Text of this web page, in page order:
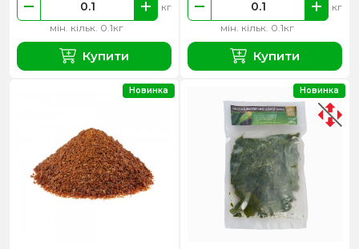
мін. кільк. 0.1кг
кг
Купити
мін. кільк. 0.1кг
кг
Купити
Новинка Новинка